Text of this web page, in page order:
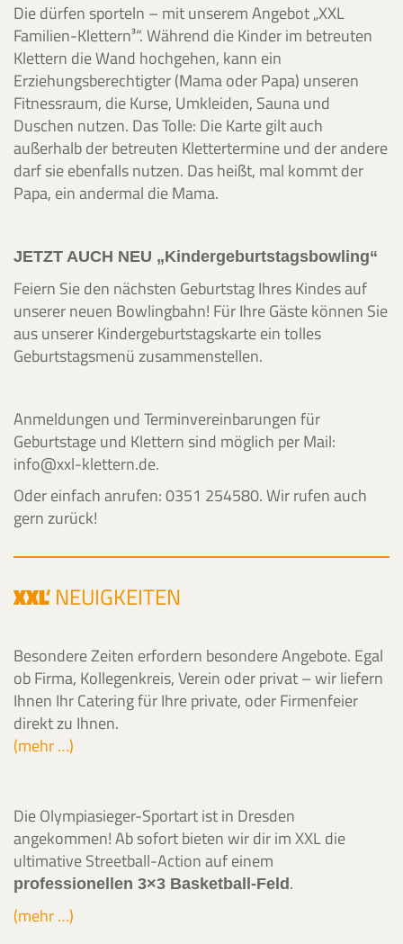
Die dürfen sporteln – mit unserem Angebot „XXL
Familien-Klettern³“. Während die Kinder im betreuten
Klettern die Wand hochgehen, kann ein
Erziehungsberechtigter (Mama oder Papa) unseren
Fitnessraum, die Kurse, Umkleiden, Sauna und
Duschen nutzen. Das Tolle: Die Karte gilt auch
außerhalb der betreuten Klettertermine und der andere
darf sie ebenfalls nutzen. Das heißt, mal kommt der
Papa, ein andermal die Mama.
JETZT AUCH NEU „Kindergeburtstagsbowling“
Feiern Sie den nächsten Geburtstag Ihres Kindes auf
unserer neuen Bowlingbahn! Für Ihre Gäste können Sie
aus unserer Kindergeburtstagskarte ein tolles
Geburtstagsmenü zusammenstellen.
Anmeldungen und Terminvereinbarungen für
Geburtstage und Klettern sind möglich per Mail:
info@xxl-klettern.de.
Oder einfach anrufen: 0351 254580. Wir rufen auch
gern zurück!
XXL
'NEUIGKEITEN
Besondere Zeiten erfordern besondere Angebote. Egal
ob Firma, Kollegenkreis, Verein oder privat – wir liefern
Ihnen Ihr Catering für Ihre private, oder Firmenfeier
direkt zu Ihnen.
(mehr …)
Die Olympiasieger-Sportart ist in Dresden
angekommen! Ab sofort bieten wir dir im XXL die
ultimative Streetball-Action auf einem
professionellen 3×3 Basketball-Feld .
(mehr …)